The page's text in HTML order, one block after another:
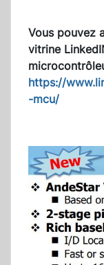
Vous pouvez
vitrine
https://
-mcu/